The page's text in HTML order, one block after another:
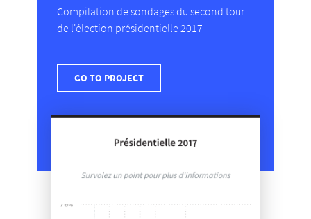
Compilation de sondages du second tour
de l'élection présidentielle 2017
GO TO PROJECT